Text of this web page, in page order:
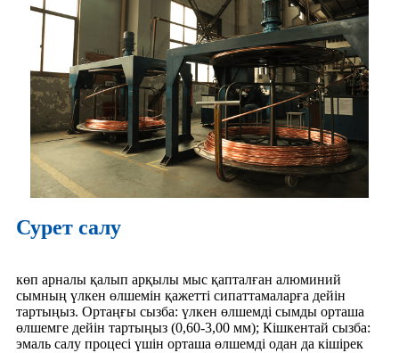
Сурет салу
көп арналы қалып арқылы мыс қапталған алюминий
сымның үлкен өлшемін қажетті сипаттамаларға дейін
тартыңыз. Ортаңғы сызба: үлкен өлшемді сымды орташа
өлшемге дейін тартыңыз (0,60-3,00 мм); Кішкентай сызба:
эмаль салу процесі үшін орташа өлшемді одан да кішірек